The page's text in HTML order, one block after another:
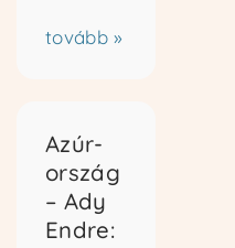
tovább »
Azúr-
ország
– Ady
Endre: